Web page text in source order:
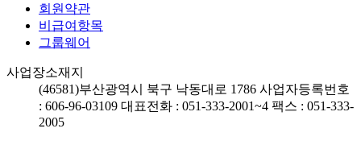
회원약관
비급여항목
그룹웨어
사업장소재지
(46581)부산광역시 북구 낙동대로 1786 사업자등록번호
: 606-96-03109 대표전화 : 051-333-2001~4 팩스 : 051-333-
2005